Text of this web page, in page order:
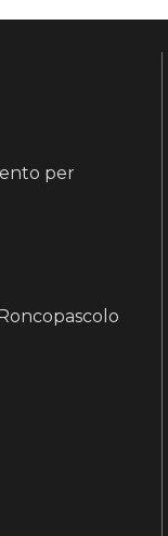
per